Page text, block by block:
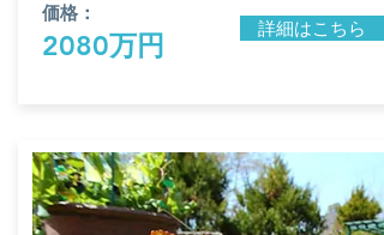
価格：
2080万円
詳細はこちら